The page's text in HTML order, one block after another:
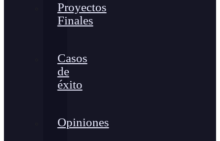
Proyectos
Finales
Casos
de
éxito
Opiniones